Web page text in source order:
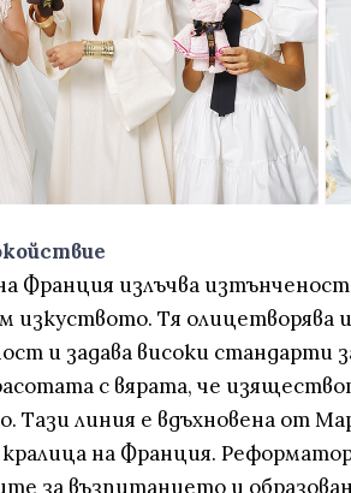
Франция излъчва
изкуството. Тя олицетворява
и задава високи стандарти
с вярата, че
Тази линия е вдъхновена от
на Франция.
за възпитанието и